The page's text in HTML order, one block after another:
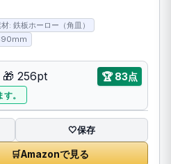
: 鉄板ホーロー（角皿）
🎁 256pt 🏆 83点
。
🤍保存
🛒Amazonで見る